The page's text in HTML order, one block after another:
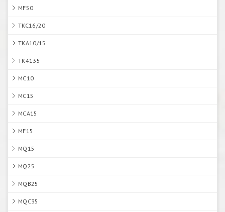
MF50
TKC16/20
TKA10/15
TK4135
MC10
MC15
MCA15
MF15
MQ15
MQ25
MQB25
MQC35